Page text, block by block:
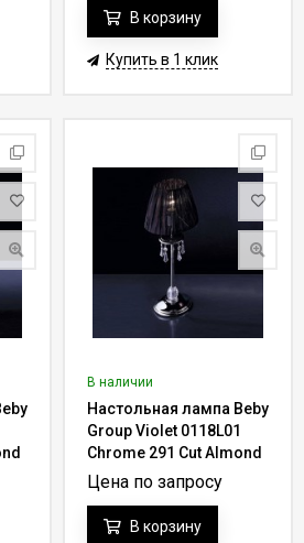
В корзину
Купить в 1 клик
В наличии
Настольная лампа Beby
Group Violet 0118L01
Chrome 291 Cut Almond
Цена по запросу
В корзину